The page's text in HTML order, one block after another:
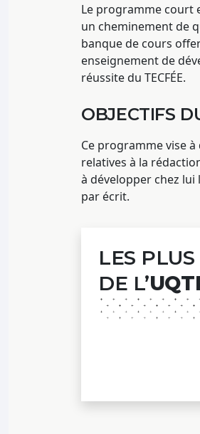
Le programme court
un cheminement de
banque de cours
enseignement de
réussite du TECFÉE.
OBJECTIFS
Ce programme vise
relatives à la
à développer chez
par écrit.
LES PLUS
DE L’